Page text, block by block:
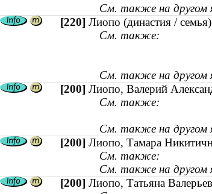
См. также на другом
[220] Лиопо (династия / семья)
См. также:
См. также на другом
[200] Лиопо, Валерий
См. также:
См. также на другом
[200] Лиопо, Тамара
См. также:
См. также на другом
[200] Лиопо, Татьяна